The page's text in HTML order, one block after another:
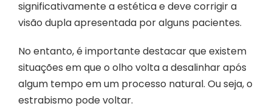
significativamente a estética e deve corrigir a
visão dupla apresentada por alguns pacientes.
No entanto, é importante destacar que existem
situações em que o olho volta a desalinhar após
algum tempo em um processo natural. Ou seja, o
estrabismo pode voltar.